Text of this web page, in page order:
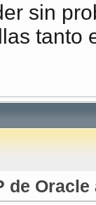
sin
tanto
de